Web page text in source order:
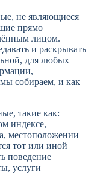
не являющиеся
прямо
лицом.
и раскрывать
для любых
собираем, и как
такие как:
индексе,
местоположении
тот или иной
поведение
услуги